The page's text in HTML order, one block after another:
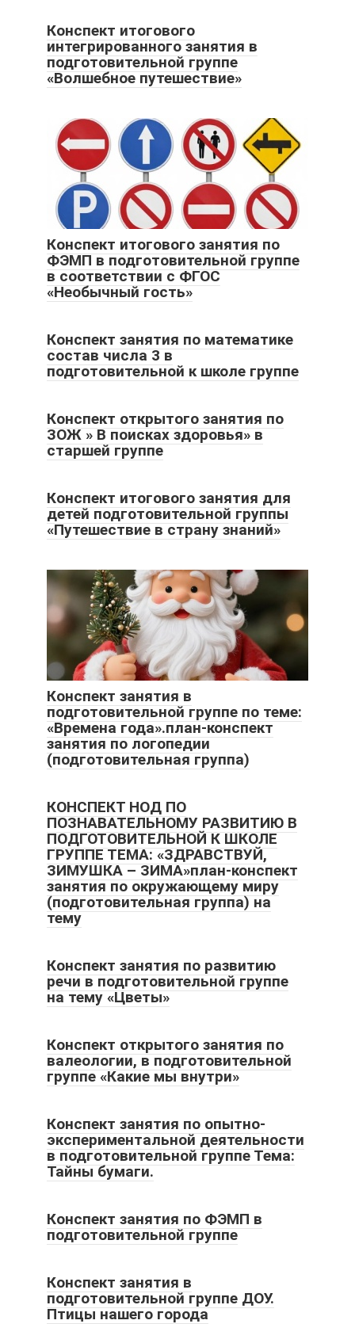
Конспект итогового
интегрированного занятия в
подготовительной группе
«Волшебное путешествие»
Конспект итогового занятия по
ФЭМП в подготовительной группе
в соответствии с ФГОС
«Необычный гость»
Конспект занятия по математике
состав числа 3 в
подготовительной к школе группе
Конспект открытого занятия по
ЗОЖ » В поисках здоровья» в
старшей группе
Конспект итогового занятия для
детей подготовительной группы
«Путешествие в страну знаний»
Конспект занятия в
подготовительной группе по теме:
«Времена года».план-конспект
занятия по логопедии
(подготовительная группа)
КОНСПЕКТ НОД ПО
ПОЗНАВАТЕЛЬНОМУ РАЗВИТИЮ В
ПОДГОТОВИТЕЛЬНОЙ К ШКОЛЕ
ГРУППЕ ТЕМА: «ЗДРАВСТВУЙ,
ЗИМУШКА – ЗИМА»план-конспект
занятия по окружающему миру
(подготовительная группа) на
тему
Конспект занятия по развитию
речи в подготовительной группе
на тему «Цветы»
Конспект открытого занятия по
валеологии, в подготовительной
группе «Какие мы внутри»
Конспект занятия по опытно-
экспериментальной деятельности
в подготовительной группе Тема:
Тайны бумаги.
Конспект занятия по ФЭМП в
подготовительной группе
Конспект занятия в
подготовительной группе ДОУ.
Птицы нашего города